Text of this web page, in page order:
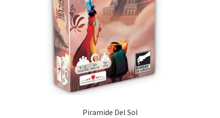
Piramide Del Sol